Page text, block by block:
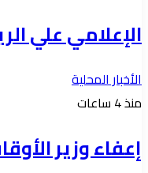
الإعلامي علي
الأخبار المحلية
منذ 4 ساعات
إعفاء وزير